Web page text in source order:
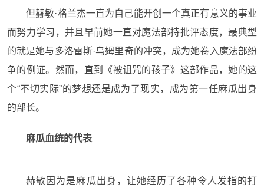
但赫敏·格兰杰一直为自己能开创一个真正有意义的事业
而努力学习， 并且早前她一直对魔法部持批评态度，最典型
的就是她与多洛雷斯·乌姆里奇的冲突， 成为她卷入魔法部纷
争的例证。然而，直到《被诅咒的孩子》这部作品，她的这
个“不切实际”的梦想还是成为了现实，成为第一任麻瓜出身
的部长。
麻瓜血统的代表
赫敏因为是麻瓜出身， 让她经历了各种令人发指的打